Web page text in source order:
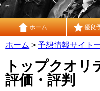
ホーム 優良
ホーム >予想情報サイト
トップクオリ
評価・評判